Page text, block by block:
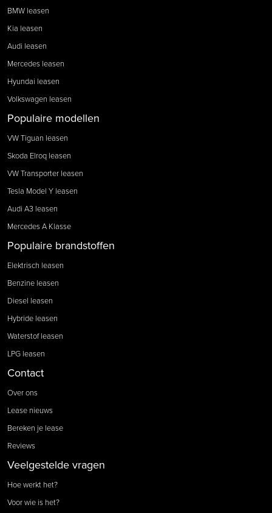
BMW leasen
Kia leasen
Audi leasen
Mercedes leasen
Hyundai leasen
Volkswagen leasen
Populaire modellen
VW Tiguan leasen
Skoda Elroq leasen
VW Transporter leasen
Tesla Model Y leasen
Audi A3 leasen
Mercedes A Klasse
Populaire brandstoffen
Elektrisch leasen
Benzine leasen
Diesel leasen
Hybride leasen
Waterstof leasen
LPG leasen
Contact
Over ons
Lease nieuws
Bereken je lease
Reviews
Veelgestelde vragen
Hoe werkt het?
Voor wie is het?